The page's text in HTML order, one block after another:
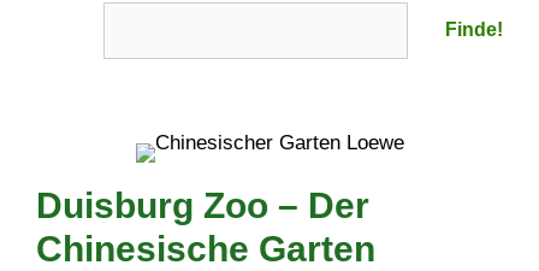
Finde!
Duisburg Zoo – Der
Chinesische Garten